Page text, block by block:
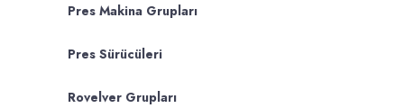
Pres Makina Grupları
Pres Sürücüleri
Rovelver Grupları